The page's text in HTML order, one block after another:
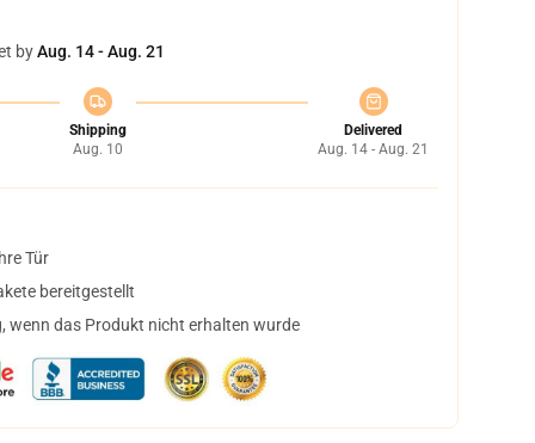
byAug. 14 - Aug. 21
Shipping
Aug. 10
Delivered
Aug. 14 - Aug. 21
Tür
bereitgestellt
wenn das Produkt nicht erhalten wurde